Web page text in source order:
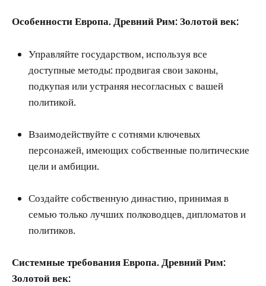
Особенности Европа. Древний Рим: Золотой век:
Управляйте государством, используя все
доступные методы: продвигая свои законы,
подкупая или устраняя несогласных с вашей
политикой.
Взаимодействуйте с сотнями ключевых
персонажей, имеющих собственные политические
цели и амбиции.
Создайте собственную династию, принимая в
семью только лучших полководцев, дипломатов и
политиков.
Системные требования Европа. Древний Рим:
Золотой век: